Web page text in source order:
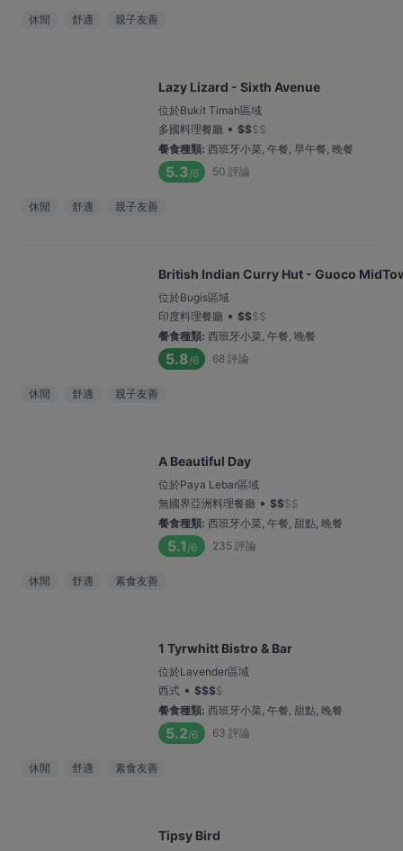
休閒 舒適 親子友善
Lazy Lizard - Sixth Avenue
位於Bukit Timah區域
多國料理餐廳 • $$$$
餐食種類: 西班牙小菜, 午餐, 早午餐, 晚餐
5.3/6 50 評論
休閒 舒適 親子友善
British Indian Curry Hut - Guoco
位於Bugis區域
印度料理餐廳 • $$$$
餐食種類: 西班牙小菜, 午餐, 晚餐
5.8/6 68 評論
休閒 舒適 親子友善
A Beautiful Day
位於Paya Lebar區域
無國界亞洲料理餐廳 • $$$$
餐食種類: 西班牙小菜, 午餐, 甜點, 晚餐
5.1 /6 235 評論
休閒 舒適 素食友善
1 Tyrwhitt Bistro & Bar
位於Lavender區域
西式 • $$$$
餐食種類: 西班牙小菜, 午餐, 甜點, 晚餐
5.2/6 63 評論
休閒 舒適 素食友善
Tipsy Bird